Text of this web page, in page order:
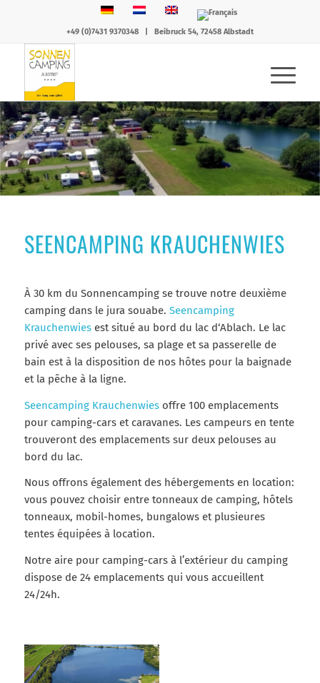
+49 (0)7431 9370348| Beibruck 54, 72458 Albstadt
SEENCAMPING KRAUCHENWIES
À 30 km du Sonnencamping se trouve notre deuxième
camping dans le jura souabe. Seencamping
Krauchenwiesest situé au bord du lac d‘Ablach. Le lac
privé avec ses pelouses, sa plage et sa passerelle de
bain est à la disposition de nos hôtes pour la baignade
et la pêche à la ligne.
Seencamping Krauchenwiesoffre 100 emplacements
pour camping-cars et caravanes. Les campeurs en tente
trouveront des emplacements sur deux pelouses au
bord du lac.
Nous offrons également des hébergements en location:
vous pouvez choisir entre tonneaux de camping, hôtels
tonneaux, mobil-homes, bungalows et plusieures
tentes équipées à location.
Notre aire pour camping-cars à l’extérieur du camping
dispose de 24 emplacements qui vous accueillent
24/24h.